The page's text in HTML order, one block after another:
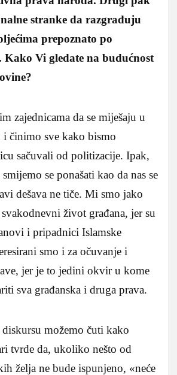
stranke da razgrađuju
prepoznato po
Kako Vi gledate na budućnost
zajednicama da se miješaju u
činimo sve kako bismo
sačuvali od politizacije. Ipak,
se ponašati kao da nas se
dešava ne tiče. Mi smo jako
život građana, jer su
i pripadnici Islamske
smo i za očuvanje i
jer je to jedini okvir u kome
sva građanska i druga prava.
možemo čuti kako
tvrde da, ukoliko nešto od
želja ne bude ispunjeno, «neće